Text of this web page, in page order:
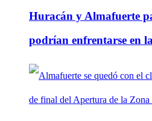
Huracán y Almafuerte
podrían enfrentarse en